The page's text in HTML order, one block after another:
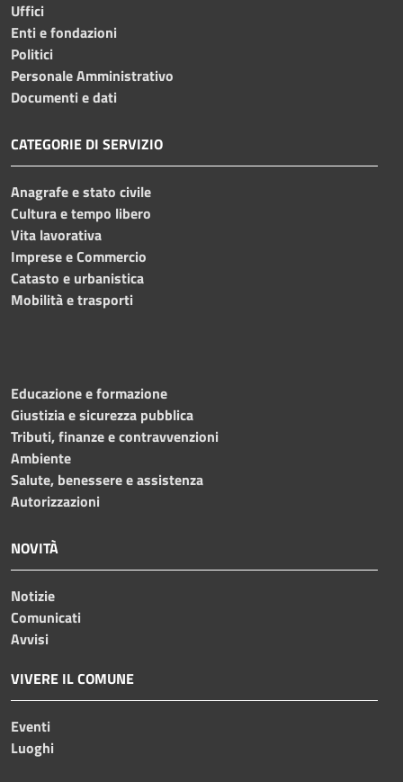
Uffici
Enti e fondazioni
Politici
Personale Amministrativo
Documenti e dati
CATEGORIE DI SERVIZIO
Anagrafe e stato civile
Cultura e tempo libero
Vita lavorativa
Imprese e Commercio
Catasto e urbanistica
Mobilità e trasporti
Educazione e formazione
Giustizia e sicurezza pubblica
Tributi, finanze e contravvenzioni
Ambiente
Salute, benessere e assistenza
Autorizzazioni
NOVITÀ
Notizie
Comunicati
Avvisi
VIVERE IL COMUNE
Eventi
Luoghi